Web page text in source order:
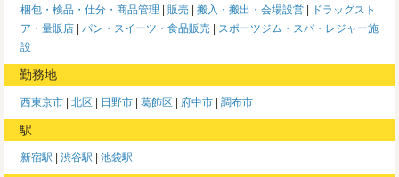
梱包・検品・仕分・商品管理 販売 搬入・搬出・会場設営
ドラッグスト
ア・量販店
パン・スイーツ・食品販売
スポーツジム・スパ・レジャー施
設
勤務地
西東京市 北区 日野市 葛飾区 府中市 調布市
駅
新宿駅 渋谷駅 池袋駅